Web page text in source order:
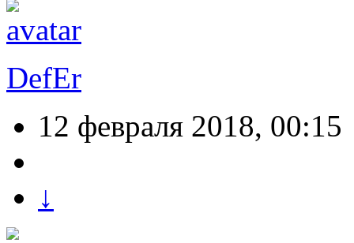
DefEr
12 февраля 2018, 00:15
↓